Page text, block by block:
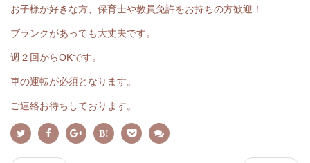
お子様が好きな方、保育士や教員免許をお持ちの方歓迎！
ブランクがあっても大丈夫です。
週２回からOKです。
車の運転が必須となります。
ご連絡お待ちしております。